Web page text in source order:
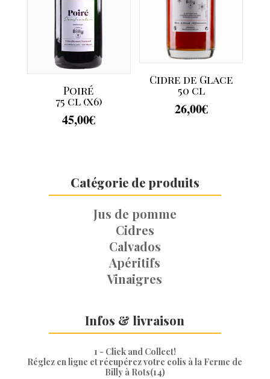
Poiré
75 cl (x6)
45,00€
Cidre de Glace
50 cl
26,00€
Catégorie de produits
Jus de pomme
Cidres
Calvados
Apéritifs
Vinaigres
Infos & livraison
1 - Click and Collect!
Réglez en ligne et récupérez votre colis à la Ferme de
Billy à Rots(14)